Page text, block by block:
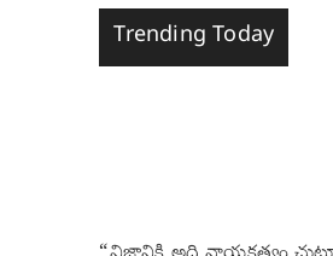
Trending Today